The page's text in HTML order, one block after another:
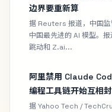
边界要重新算
据 Reuters 报道，中国监
中国最先进的 AI 模型。
跳动和 Z.ai...
阿里禁用 Claude
编程工具链开始互相
据 Yahoo Tech /